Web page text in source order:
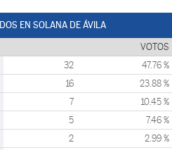
EN SOLANA DE ÁVILA
VOTOS
32 47.76 %
16 23.88 %
7 10.45 %
5 7.46 %
2 2.99 %